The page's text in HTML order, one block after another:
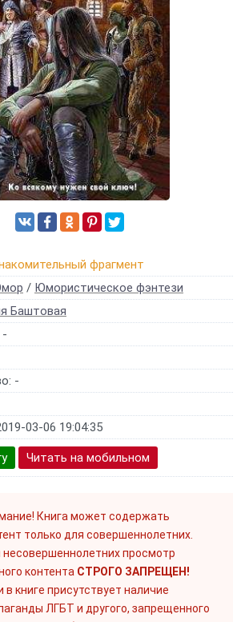
фрагмент
/ Юмористическое фэнтези
Баштовая
-
-
03-06 19:04:35
Читать на мобильном
Книга может содержать
только для совершеннолетних.
просмотр
контента СТРОГО ЗАПРЕЩЕН!
в книге присутствует наличие
ЛГБТ и другого, запрещенного